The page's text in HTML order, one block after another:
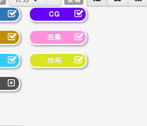
CG
画集
绘画